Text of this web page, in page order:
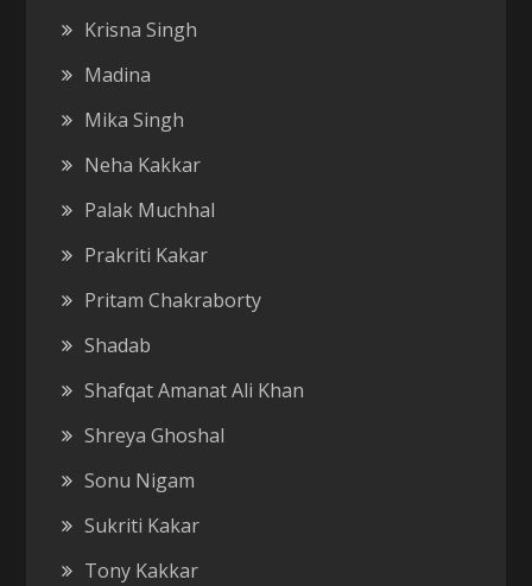
Krisna Singh
Madina
Mika Singh
Neha Kakkar
Palak Muchhal
Prakriti Kakar
Pritam Chakraborty
Shadab
Shafqat Amanat Ali Khan
Shreya Ghoshal
Sonu Nigam
Sukriti Kakar
Tony Kakkar